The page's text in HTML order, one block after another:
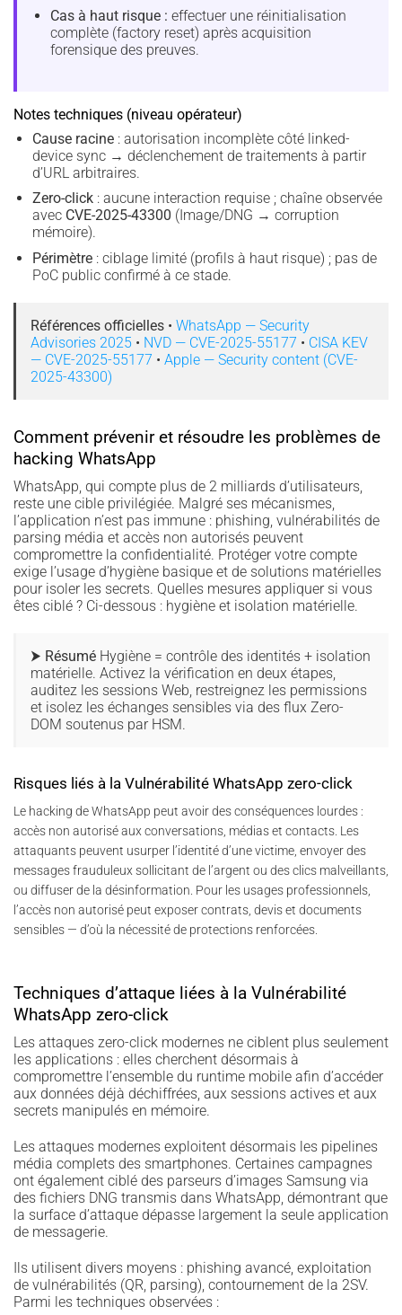
Cas à haut risque : effectuer une réinitialisation
complète (factory reset) après acquisition
forensique des preuves.
Notes techniques (niveau opérateur)
Cause racine: autorisation incomplète côté linked-
device sync → déclenchement de traitements à partir
d’URL arbitraires.
Zero-click: aucune interaction requise ; chaîne observée
avec CVE-2025-43300 (Image/DNG → corruption
mémoire).
Périmètre: ciblage limité (profils à haut risque) ; pas de
PoC public confirmé à ce stade.
Références officielles • WhatsApp — Security
Advisories 2025 • NVD — CVE-2025-55177 • CISA KEV
— CVE-2025-55177 • Apple — Security content (CVE-
2025-43300)
Comment prévenir et résoudre les problèmes de
hacking WhatsApp
WhatsApp, qui compte plus de 2 milliards d’utilisateurs,
reste une cible privilégiée. Malgré ses mécanismes,
l’application n’est pas immune : phishing, vulnérabilités de
parsing média et accès non autorisés peuvent
compromettre la confidentialité. Protéger votre compte
exige l’usage d’hygiène basique et de solutions matérielles
pour isoler les secrets. Quelles mesures appliquer si vous
êtes ciblé ? Ci-dessous : hygiène et isolation matérielle.
⮞ Résumé Hygiène = contrôle des identités + isolation
matérielle. Activez la vérification en deux étapes,
auditez les sessions Web, restreignez les permissions
et isolez les échanges sensibles via des flux Zero-
DOM soutenus par HSM.
Risques liés à la Vulnérabilité WhatsApp zero-click
Le hacking de WhatsApp peut avoir des conséquences lourdes :
accès non autorisé aux conversations, médias et contacts. Les
attaquants peuvent usurper l’identité d’une victime, envoyer des
messages frauduleux sollicitant de l’argent ou des clics malveillants,
ou diffuser de la désinformation. Pour les usages professionnels,
l’accès non autorisé peut exposer contrats, devis et documents
sensibles — d’où la nécessité de protections renforcées.
Techniques d’attaque liées à la Vulnérabilité
WhatsApp zero-click
Les attaques zero-click modernes ne ciblent plus seulement
les applications : elles cherchent désormais à
compromettre l’ensemble du runtime mobile afin d’accéder
aux données déjà déchiffrées, aux sessions actives et aux
secrets manipulés en mémoire.
Les attaques modernes exploitent désormais les pipelines
média complets des smartphones. Certaines campagnes
ont également ciblé des parseurs d’images Samsung via
des fichiers DNG transmis dans WhatsApp, démontrant que
la surface d’attaque dépasse largement la seule application
de messagerie.
Ils utilisent divers moyens : phishing avancé, exploitation
de vulnérabilités (QR, parsing), contournement de la 2SV.
Parmi les techniques observées :